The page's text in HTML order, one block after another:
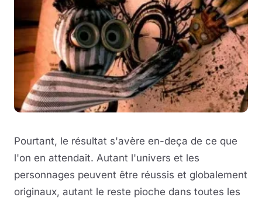
Pourtant, le résultat s'avère en-deça de ce que
l'on en attendait. Autant l'univers et les
personnages peuvent être réussis et globalement
originaux, autant le reste pioche dans toutes les